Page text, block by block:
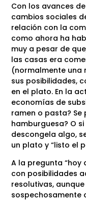
Con los avances
cambios sociales
relación con la
como ahora ha
muy a pesar de
las casas era
(normalmente una
sus posibilidades,
en el plato. En la
economías de
ramen o pasta? Se
hamburguesa? O
descongela algo,
un plato y “listo el
A la pregunta “hoy
con posibilidades
resolutivas,
sospechosamente